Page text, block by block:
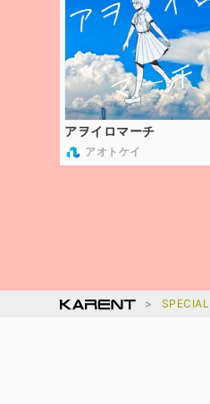
アヲイロマーチ
アオトケイ
SPECIAL